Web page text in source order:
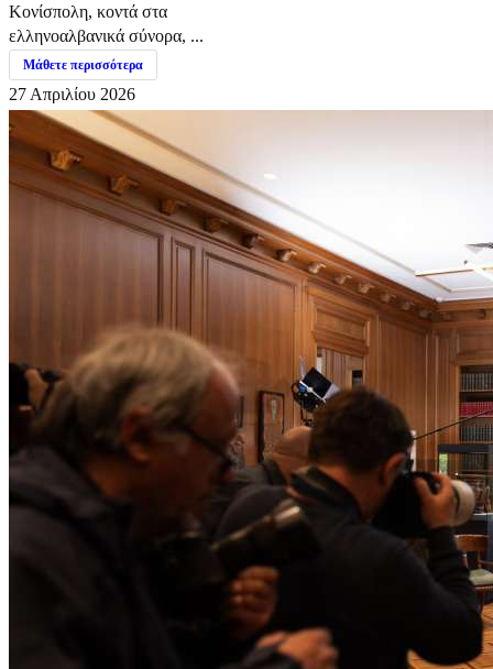
Κονίσπολη, κοντά στα
ελληνοαλβανικά σύνορα, ...
Μάθετε περισσότερα
27 Απριλίου 2026